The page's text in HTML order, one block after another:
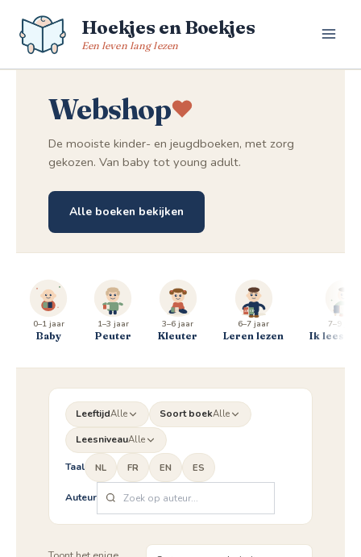
naar
Hoekjes en Boekjes
Een leven lang lezen
Webshop
De mooiste kinder- en jeugdboeken, met zorg
gekozen. Van baby tot young adult.
Alle boeken bekijken
0–1 jaar
Baby
1–3 jaar
Peuter
3–6 jaar
Kleuter
6–7 jaar
Leren lezen
7–9 jaar
Ik lees al
LeeftijdAlle Soort boekAlle
LeesniveauAlle
Taal NL FR EN ES
Auteur